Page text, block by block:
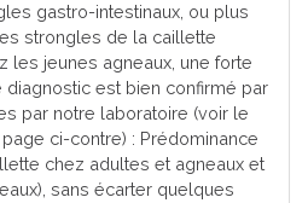
gastro-intestinaux, ou plus
strongles de la caillette
les jeunes agneaux, une forte
est bien confirmé par
par notre laboratoire (voir le
ci-contre) : Prédominance
chez adultes et agneaux et
sans écarter quelques